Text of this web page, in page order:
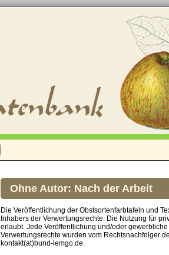
Ohne Autor: Nach der Arbeit
Die Veröffentlichung der Obstsortenfarbtafeln und
Inhabers der Verwertungsrechte. Die Nutzung für
erlaubt. Jede Veröffentlichung und/oder
Verwertungsrechte wurden vom Rechtsnachfolger
kontakt(at)bund-lemgo.de.